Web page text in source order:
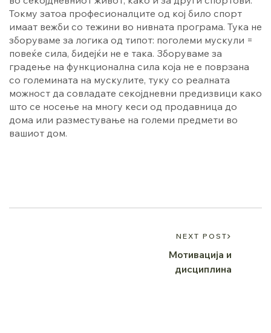
Токму затоа професионалците од кој било спорт
имаат вежби со тежини во нивната програма. Тука не
зборуваме за логика од типот: поголеми мускули =
повеќе сила, бидејќи не е така. Зборуваме за
градење на функционална сила која не е поврзана
со големината на мускулите, туку со реалната
можност да совладате секојдневни предизвици како
што се носење на многу кеси од продавница до
дома или разместување на големи предмети во
вашиот дом.
NEXT POST
Мотивација и
дисциплина